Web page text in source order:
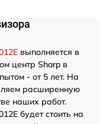
выполняется в
центр Sharp в
- от 5 лет. На
расширенную
наших работ.
будет стоить на